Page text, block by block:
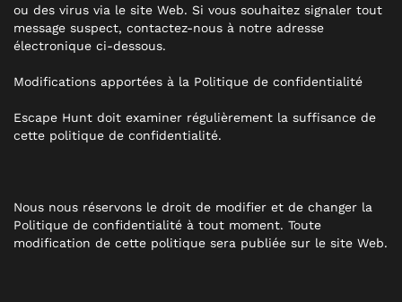
ou des virus via le site Web. Si vous souhaitez signaler tout
message suspect, contactez-nous à notre adresse
électronique ci-dessous.
Modifications apportées à la Politique de confidentialité
Escape Hunt doit examiner régulièrement la suffisance de
cette politique de confidentialité.
Nous nous réservons le droit de modifier et de changer la
Politique de confidentialité à tout moment. Toute
modification de cette politique sera publiée sur le site Web.